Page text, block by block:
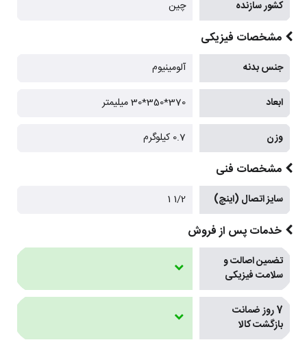
کشور سازنده چین
مشخصات فیزیکی
جنس بدنه آلومینیوم
ابعاد 370*350*30 میلیمتر
وزن 0.7 کیلوگرم
مشخصات فنی
سایز اتصال (اینچ) 1/2 1
خدمات پس از فروش
تضمین اصالت و
سلامت فیزیکی
7 روز ضمانت
بازگشت کالا